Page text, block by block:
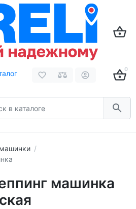
0
машинка